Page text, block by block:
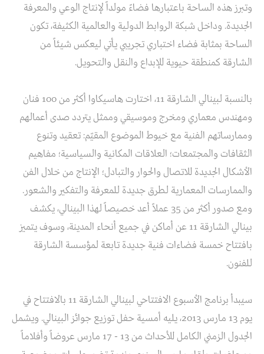
وتبرز هذه الساحة باعتبارها فضاءً مولداً لإنتاج الوعي والمعرفة
الجديدة. وداخل شبكة الروابط الدولية والعالمية الكثيفة، تكون
الساحة بمثابة فضاء اختباري تجريبي يأتي ليعكس شيئاً من
الشارقة كمنطقة حيوية للإبداع والنقل والتحويل.
بالنسبة لبينالي الشارقة 11، اختارت هاسيكاوا أكثر من 100 فنان
ومهندس معماري ومخرج وموسيقي وممثل يتردد صدى أعمالهم
وممارساتهم الفنية مع خيوط الموضوع المقيّم: تعقيد وتنوع
الثقافات والمجتمعات؛ العلاقات المكانية والسياسية؛ مفاهيم
الأشكال الجديدة للاتصال والحوار والتبادل؛ الإنتاج من خلال الفن
والممارسات المعمارية لطرق جديدة للمعرفة والتفكير والشعور.
ومع صدور أكثر من 35 عملاً أعد خصيصاً لهذا البينالي، يكشف
بينالي الشارقة 11 عن أماكن في جميع أنحاء المدينة، وسوف يتميز
بافتتاح خمسة فضاءات فنية جديدة تابعة لمؤسسة الشارقة
للفنون.
سيبدأ برنامج الأسبوع الافتتاحي لبينالي الشارقة 11 بالافتتاح في
يوم 13 مارس 2013، يليه أمسية حفل توزيع جوائز البينالي. ويشمل
الجدول الزمني الكامل للأحداث من 13 - 17 مارس عروضاً وأفلاماً